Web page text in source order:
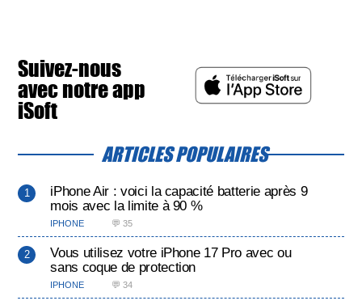
Suivez-nous
avec notre app
iSoft
ARTICLES POPULAIRES
iPhone Air : voici la capacité batterie après 9
mois avec la limite à 90 %
IPHONE 💬 35
Vous utilisez votre iPhone 17 Pro avec ou
sans coque de protection
IPHONE 💬 34